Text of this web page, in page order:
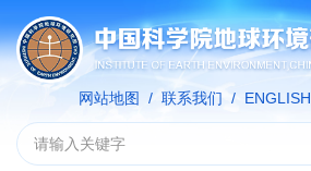
网站地图 / 联系我们 / ENGLISH